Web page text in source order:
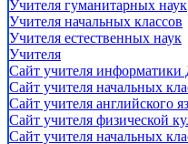
Учителя гуманитарных наук
Учителя начальных классов
Учителя естественных наук
Учителя
Cайт учителя
Сайт учителя начальных
Сайт учителя английского
Сайт учителя физической
Сайт учителя начальных